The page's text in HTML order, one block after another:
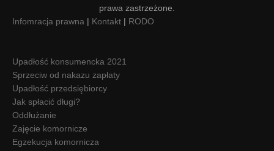
prawa zastrzeżone.
Infomracja prawna | Kontakt | RODO
Upadłość konsumencka 2021
Sprzeciw od nakazu zapłaty
Upadłość przedsiębiorcy
Jak spłacić długi?
Oddłużanie
Zajęcie komornicze
Egzekucja komornicza